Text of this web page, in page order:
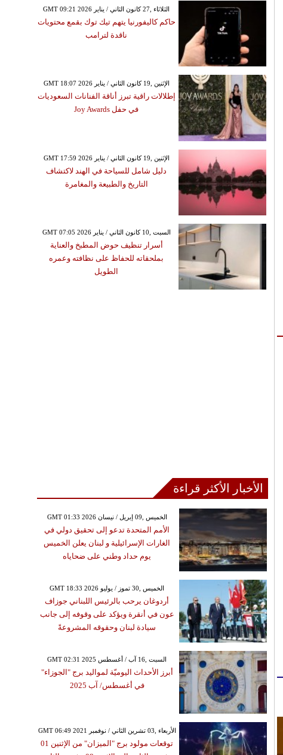
GMT 09:21 2026 الثلاثاء ,27 كانون الثاني / يناير
حاكم كاليفورنيا يتهم تيك توك بقمع محتويات
ناقدة لترامب
GMT 18:07 2026 الإثنين ,19 كانون الثاني / يناير
إطلالات راقية تبرز أناقة الفنانات السعوديات
في حفل Joy Awards
GMT 17:59 2026 الإثنين ,19 كانون الثاني / يناير
دليل شامل للسياحة في الهند لاكتشاف
التاريخ والطبيعة والمغامرة
GMT 07:05 2026 السبت ,10 كانون الثاني / يناير
أسرار تنظيف حوض المطبخ والعناية
بملحقاته للحفاظ على نظافته وعمره
الطويل
الأخبار الأكثر قراءة
GMT 01:33 2026 الخميس ,09 إبريل / نيسان
الأمم المتحدة تدعو إلى تحقيق دولي في
الغارات الإسرائيلية و لبنان يعلن الخميس
يوم حداد وطني على ضحاياه
GMT 18:33 2026 الخميس ,30 تموز / يوليو
أردوغان يرحب بالرئيس اللبناني جوزاف
عون في أنقرة ويؤكد على وقوفه إلى جانب
سيادة لبنان وحقوقه المشروعةً
GMT 02:31 2025 السبت ,16 آب / أغسطس
أبرز الأحداث اليوميّة لمواليد برج "الجوزاء"
في أغسطس/ آب 2025
GMT 06:49 2021 الأربعاء ,03 تشرين الثاني / نوفمبر
توقعات مولود برج "الميزان" من الإثنين 01